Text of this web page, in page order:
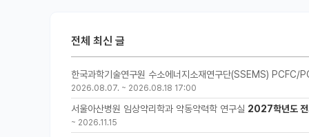
전체 최신 글
한국과학기술연구원 수소에너지소재연구단(SSEMS) PCFC/
2026.08.07. ~ 2026.08.18 17:00
서울아산병원 임상약리학과 약동약력학 연구실 2027학년도 전기
~ 2026.11.15